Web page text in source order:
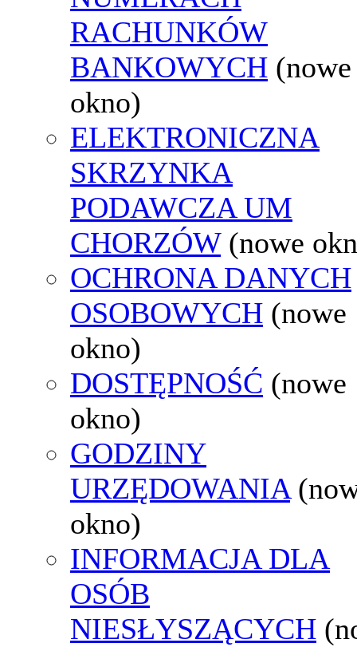
RACHUNKÓW
BANKOWYCH (nowe
okno)
ELEKTRONICZNA
SKRZYNKA
PODAWCZA UM
CHORZÓW (nowe
OCHRONA DANYCH
OSOBOWYCH (nowe
okno)
DOSTĘPNOŚĆ (nowe
okno)
GODZINY
URZĘDOWANIA
okno)
INFORMACJA DLA
OSÓB
NIESŁYSZĄCYCH